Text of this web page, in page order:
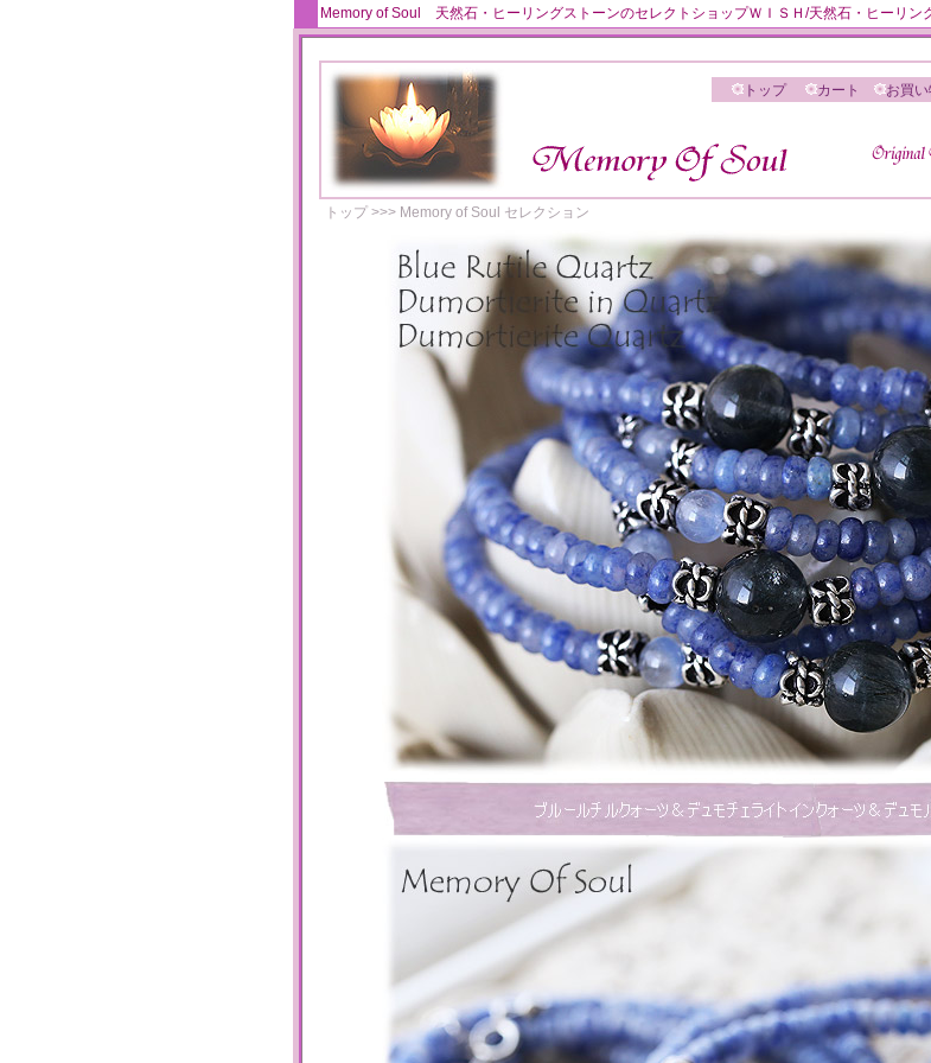
Memory of Soul 天然石・ヒーリングストーンのセレクトショップＷＩＳＨ/天然石・ヒーリン
トップ カート お買
トップ>>> Memory of Soul セレクション